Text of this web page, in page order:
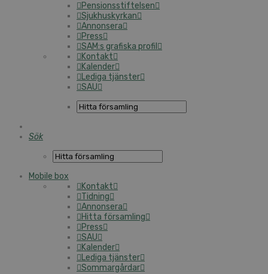
Pensionsstiftelsen
Sjukhuskyrkan
Annonsera
Press
SAM:s grafiska profil
Kontakt
Kalender
Lediga tjänster
SAU
Sök
Mobile box
Kontakt
Tidning
Annonsera
Hitta församling
Press
SAU
Kalender
Lediga tjänster
Sommargårdar